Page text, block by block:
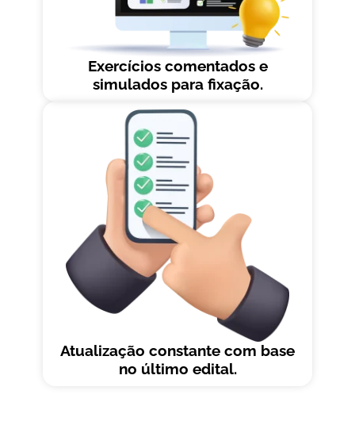
Exercícios comentados e
simulados para fixação.
Atualização constante com base
no último edital.